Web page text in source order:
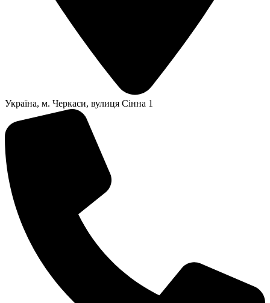
Українa, м. Черкаси, вулиця Сінна 1